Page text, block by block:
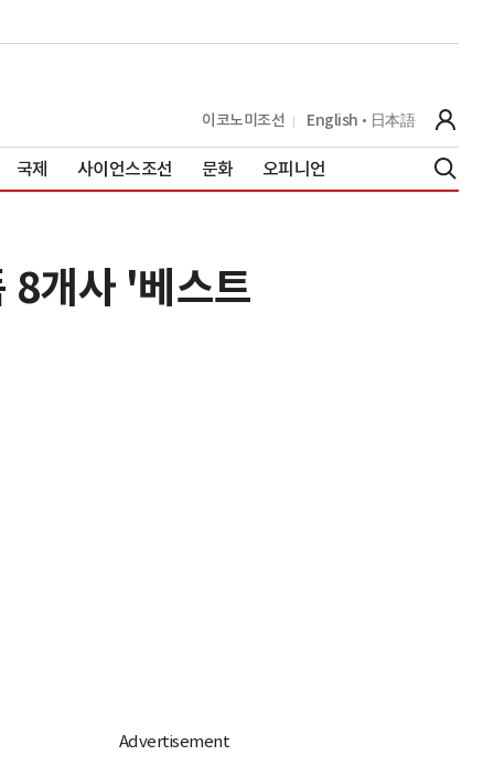
이코노미조선 English 日本語
국제 사이언스조선 문화 오피니언
개사 '베스트